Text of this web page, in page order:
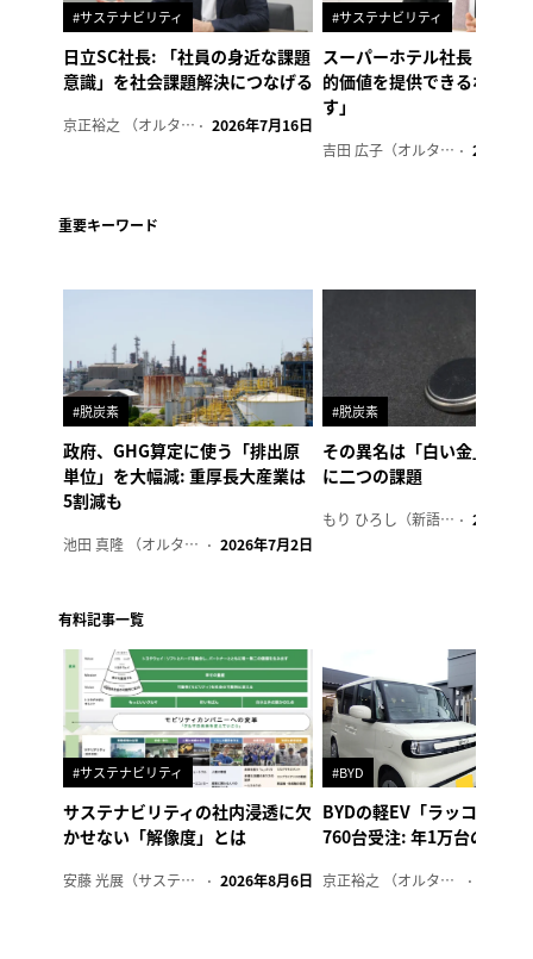
#サステナビリティ
日立SC社長: 「社員の身近な課題
意識」を社会課題解決につなげる
京正裕之 （オルタナ副編集長） 2026年7月16日
#サステナビリティ
スーパーホテル社長「地域
的価値を提供できるホテル
す」
吉田 広子（オルタナ輪番編集長） 2026年6
重要キーワード
#脱炭素
政府、GHG算定に使う「排出原
単位」を大幅減: 重厚長大産業は
5割減も
池田 真隆 （オルタナ輪番編集長） 2026年7月2日
#脱炭素
その異名は「白い金」、リ
に二つの課題
もり ひろし（新語ウォッチャー） 2023年7
有料記事一覧
#サステナビリティ
サステナビリティの社内浸透に欠
かせない「解像度」とは
安藤 光展（サステナビリティ・コンサルタント） 2026年8月6日
#BYD
BYDの軽EV「ラッコ」、1
760台受注: 年1万台の販売
京正裕之 （オルタナ副編集長）